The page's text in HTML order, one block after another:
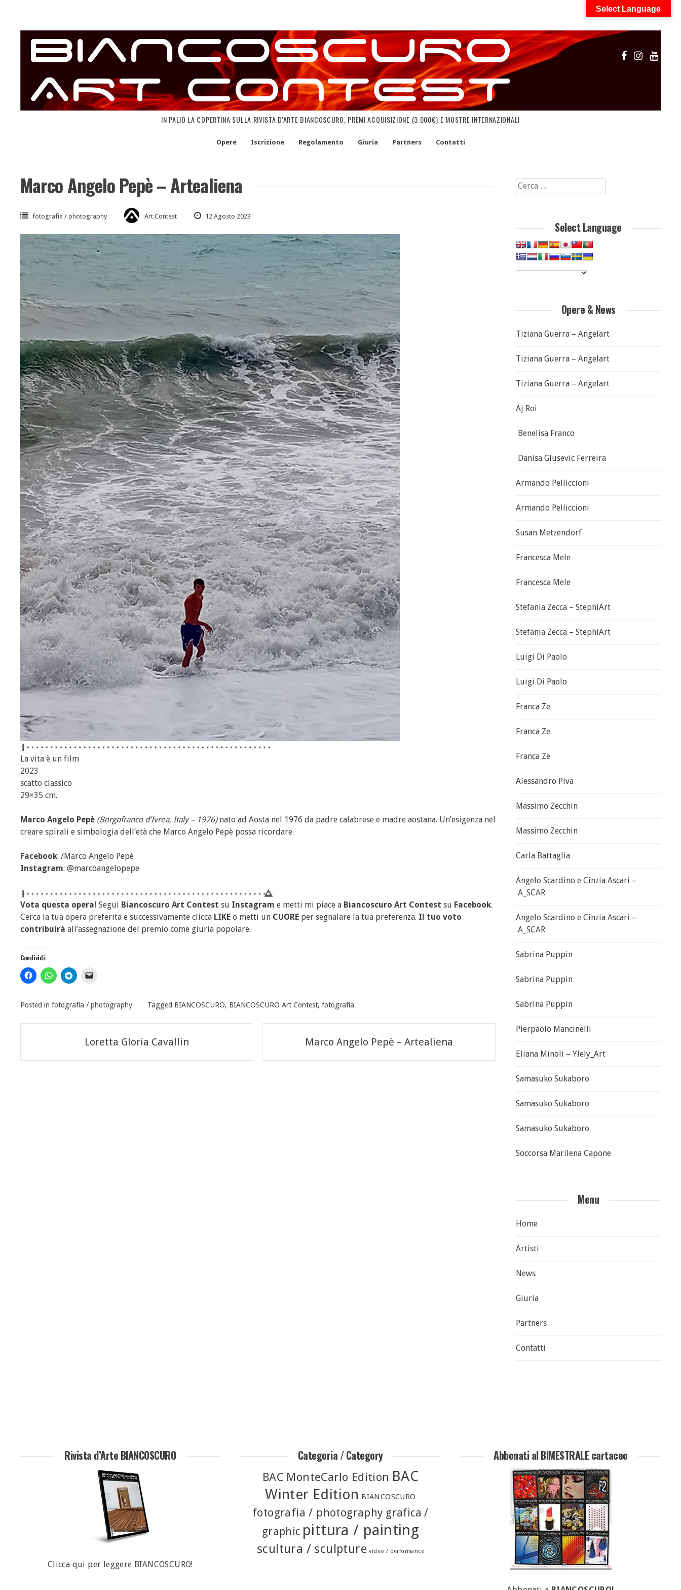
content
IN PALIO LA COPERTINA SULLA RIVISTA D'ARTE BIANCOSCURO, PREMI ACQUISIZIONE (3.000€) E MOSTRE INTERNAZIONALI
Opere Iscrizione Regolamento Giuria Partners Contatti
Marco Angelo Pepè – Artealiena
fotografia / photography Art Contest 12 Agosto 2023
La vita è un film
2023
scatto classico
29×35 cm.
Marco Angelo Pepè (Borgofranco d’Ivrea, Italy – 1976)nato ad Aosta nel 1976 da padre calabrese e madre aostana. Un’esigenza nel
creare spirali e simbologia dell’età che Marco Angelo Pepè possa ricordare.
Facebook: /Marco Angelo Pepè
Instagram: @marcoangelopepe
Vota questa opera! Segui Biancoscuro Art Contest su Instagram e metti mi piace a Biancoscuro Art Contest su Facebook.
Cerca la tua opera preferita e successivamente clicca LIKE o metti un CUORE per segnalare la tua preferenza. Il tuo voto
contribuirà all’assegnazione del premio come giuria popolare.
Condividi:
Posted in fotografia / photography Tagged BIANCOSCURO, BIANCOSCURO Art Contest, fotografia
articoli
Loretta Gloria Cavallin Marco Angelo Pepè – Artealiena
Ricerca
per:
Select Language
Opere & News
Tiziana Guerra – Angelart
Tiziana Guerra – Angelart
Tiziana Guerra – Angelart
Aj Roi
Benelisa Franco
Danisa Glusevic Ferreira
Armando Pelliccioni
Armando Pelliccioni
Susan Metzendorf
Francesca Mele
Francesca Mele
Stefania Zecca – StephìArt
Stefania Zecca – StephìArt
Luigi Di Paolo
Luigi Di Paolo
Franca Ze
Franca Ze
Franca Ze
Alessandro Piva
Massimo Zecchin
Massimo Zecchin
Carla Battaglia
Angelo Scardino e Cinzia Ascari –
A_SCAR
Angelo Scardino e Cinzia Ascari –
A_SCAR
Sabrina Puppin
Sabrina Puppin
Sabrina Puppin
Pierpaolo Mancinelli
Eliana Minoli – Ylely_Art
Samasuko Sukaboro
Samasuko Sukaboro
Samasuko Sukaboro
Soccorsa Marilena Capone
Menu
Home
Artisti
News
Giuria
Partners
Contatti
Rivista d’Arte BIANCOSCURO
Clicca qui per leggere BIANCOSCURO!
Categoria / Category
BAC MonteCarlo Edition BAC
Winter Edition BIANCOSCURO
fotografia / photography grafica /
graphic pittura / painting
scultura / sculpture video / performance
Abbonati al BIMESTRALE cartaceo
Select Language